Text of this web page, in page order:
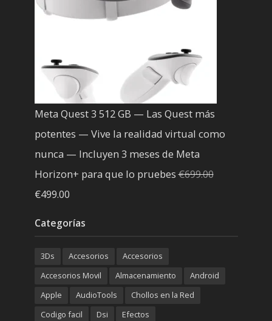
Meta Quest 3 512 GB — Las Quest más
potentes — Vive la realidad virtual como
nunca — Incluyen 3 meses de Meta
Horizon+ para que lo pruebes€699.00
El
original
era:
€699.00.
€499.00El
es:
€499.00.
Categorías
3Ds Accesorios
Accesorios
Accesorios Movil
Almacenamiento
Android
Apple
AudioTools
Chollos en la Red
Codigo facil
Dsi
Efectos